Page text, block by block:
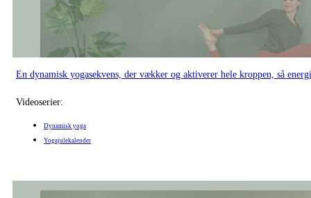
En dynamisk yogasekvens, der vækker og aktiverer hele kroppen, så
Videoserier:
Dynamisk yoga
Yogajulekalender